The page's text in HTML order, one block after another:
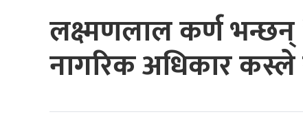
लक्ष्मणलाल कर्ण
नागरिक अधिकार कस्ले